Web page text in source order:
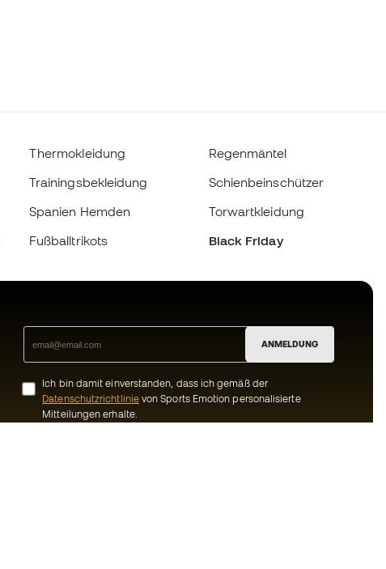
Thermokleidung
Trainingsbekleidung
Spanien Hemden
Fußballtrikots
Regenmäntel
Schienbeinschützer
Torwartkleidung
Black Friday
ANMELDUNG
Ich bin damit einverstanden, dass ich gemäß der
Datenschutzrichtlinievon Sports Emotion personalisierte
Mitteilungen erhalte.